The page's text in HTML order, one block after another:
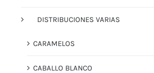
DISTRIBUCIONES VARIAS
CARAMELOS
CABALLO BLANCO